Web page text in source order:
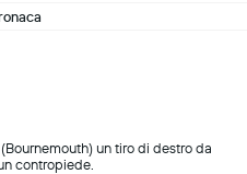
un tiro di destro da
contropiede.